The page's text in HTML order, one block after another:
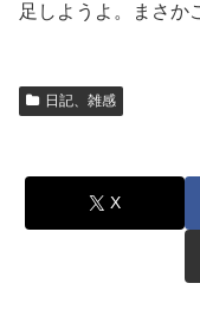
足しようよ。まさか
日記、雑感
X